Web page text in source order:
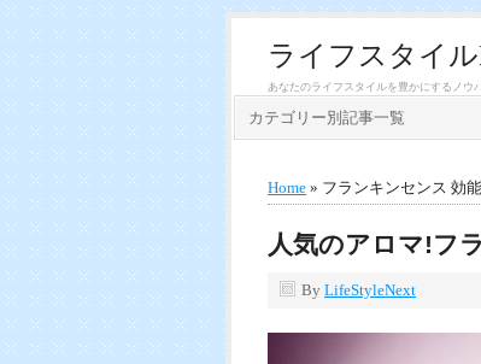
ライフスタイ
あなたのライフスタイルを豊かにするノウ
カテゴリー別記事一覧
Home » フランキンセンス 効能
人気のアロマ!フ
By LifeStyleNext